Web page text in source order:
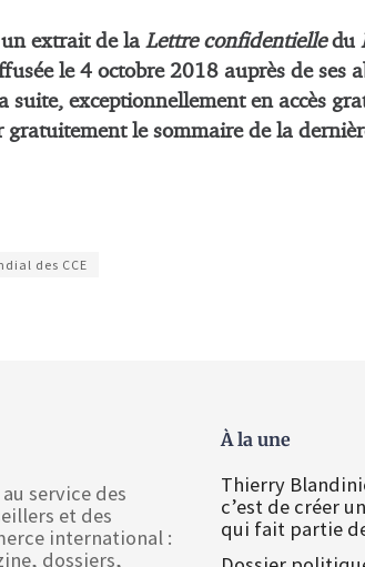
un extrait de la Lettre confidentielledu
le 4 octobre 2018 auprès de ses
suite, exceptionnellement en accès
gratuitement le sommaire de la
des CCE
service des
et des
international :
dossiers,
À la une
Thierry
c’est de créer
qui fait partie